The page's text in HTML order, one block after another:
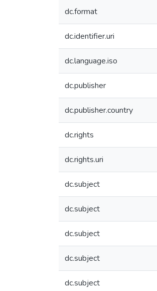
dc.format
dc.identifier.uri
dc.language.iso
dc.publisher
dc.publisher.country
dc.rights
dc.rights.uri
dc.subject
dc.subject
dc.subject
dc.subject
dc.subject